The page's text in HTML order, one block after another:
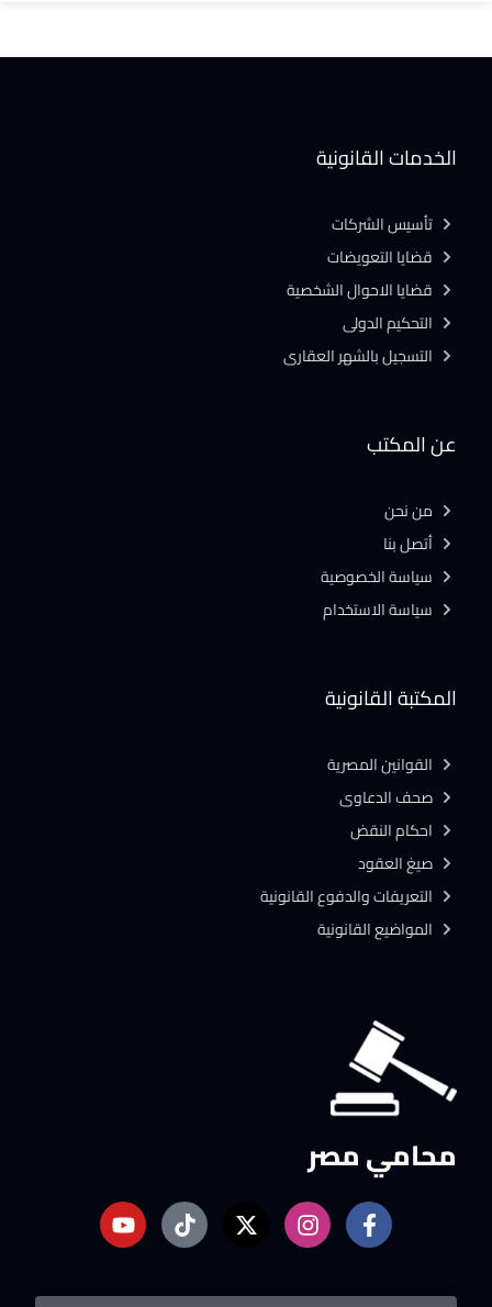
محامي مصر
المكتبة القانونية
القوانين المصرية
صحف الدعاوى
احكام النقض
صيغ العقود
التعريفات والدفوع القانونية
المواضيع القانونية
عن المكتب
من نحن
أتصل بنا
سياسة الخصوصية
سياسة الاستخدام
الخدمات القانونية
تأسيس الشركات
قضايا التعويضات
قضايا الاحوال الشخصية
التحكيم الدولى
التسجيل بالشهر العقارى